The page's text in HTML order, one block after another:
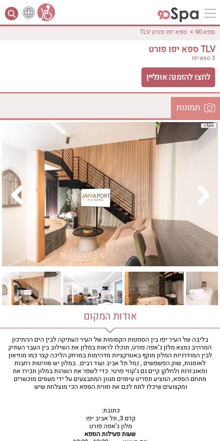
לפי אבזורים
אירוודה
בריכה חיצונית
חדר כושר
חמאם טורקי
טיפול במים
טיפול קלאסי
טיפולי קוסמטיקה
סאונה רטובה
סאונה יבשה
עיסוי תאילנדי
שיאצו
טווח מחירים ₪0 - ₪3000
ספא 90 » ספא יפו פורט TLV
ספא יפו פורט TLV
eso 3 יפו
לחצו להזמנה אונליין
תמונות
אודות המקום
בליבה של העיר יפו בין הסמטות הקסומות של העיר העתיקה לבין הים ההתיכון
המרהיב נמצא מלון ג'אפה פורט, תוכלו לראות במלון את השילוב בין העבר העתיק
לבין המודרניות המלון מוקף באטרקציות מדהימות במרחק הליכה קצר כמו מוזיאון
לאומנות, שוק הפשפשים , נמל תל אביב ועוד רבים.. במלון יש סוויטות רחבות
ומאובזרות ולחלקן קיים גם ג'קוזי פרטי. כדי לשפר את השהות במלון תכירו את
מתחם הספא, המציע תפריט עיסוים מגוון המתבצעים על ידי מעסים מוכשרים
ומקצועים שיכלו לתת לכם את חווית הספא הכי מוצלחת שיש
כתובת:
קדם 3, תל אביב יפו
מלון ג'אפה פורט
שעות פעילות הספא